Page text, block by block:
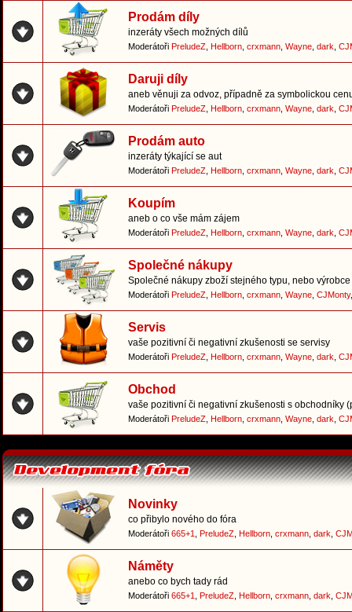
Prodám díly
inzeráty všech možných dílů
Moderátoři PreludeZ Hellborn crxmann Wayne dark
Daruji díly
aneb věnuji za odvoz, případně za symbolickou
Moderátoři PreludeZ Hellborn crxmann Wayne dark
Prodám auto
inzeráty týkající se aut
Moderátoři PreludeZ Hellborn crxmann Wayne dark
Koupím
aneb o co vše mám zájem
Moderátoři PreludeZ Hellborn crxmann Wayne dark
Společné nákupy
Společné nákupy zboží stejného typu, nebo
Moderátoři PreludeZ Hellborn crxmann Wayne CJMonty
Servis
vaše pozitivní či negativní zkušenosti se servisy
Moderátoři PreludeZ Hellborn crxmann Wayne dark
Obchod
vaše pozitivní či negativní zkušenosti s obchodníky
Moderátoři PreludeZ Hellborn crxmann Wayne dark
Novinky
co přibylo nového do fóra
Moderátoři 665+1 PreludeZ Hellborn crxmann dark
Náměty
anebo co bych tady rád
Moderátoři 665+1 PreludeZ Hellborn crxmann dark